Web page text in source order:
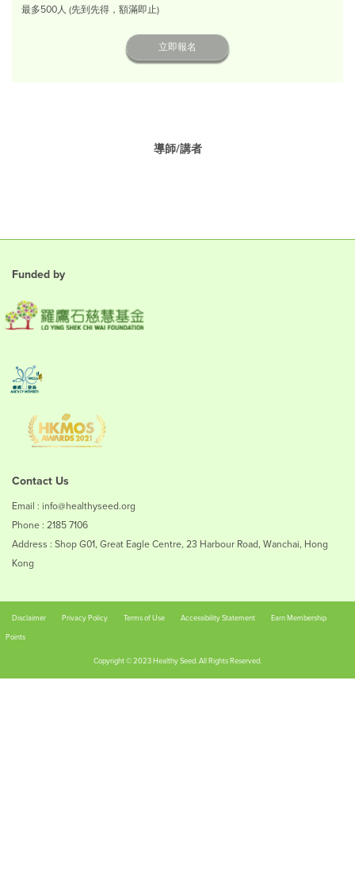
最多500人 (先到先得，額滿即止)
立即報名
導師/講者
Funded by
Contact Us
Email : info@healthyseed.org
Phone : 2185 7106
Address : Shop G01, Great Eagle Centre, 23 Harbour Road, Wanchai, Hong
Kong
Disclaimer Privacy Policy Terms of Use Accessibility Statement
Earn Membership
Points
Copyright © 2023 Healthy Seed. All Rights Reserved.